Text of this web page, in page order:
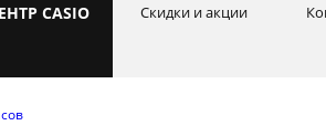
CASIO
Скидки и акции